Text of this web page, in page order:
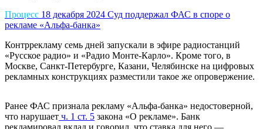
Процесс 18 декабря 2024 Суд поддержал ФАС в споре о
рекламе «Альфа-банка»
Контррекламу семь дней запускали в эфире радиостанций
«Русское радио» и «Радио Монте-Карло». Кроме того, в
Москве, Санкт-Петербурге, Казани, Челябинске на цифровых
рекламных конструкциях разместили такое же опровержение.
Ранее ФАС признала рекламу «Альфа-банка» недостоверной,
что нарушает ч. 1 ст. 5 закона «О рекламе». Банк
рекламировал вклад и говорил, что ставка для него —